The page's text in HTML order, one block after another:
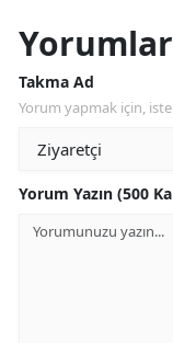
Yorumlar
Takma Ad
Yorum yapmak için,
Yorum Yazın (500